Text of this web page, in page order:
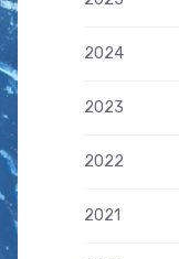
2024
2023
2022
2021